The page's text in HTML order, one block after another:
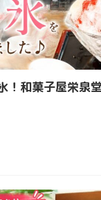
！和菓子屋栄泉